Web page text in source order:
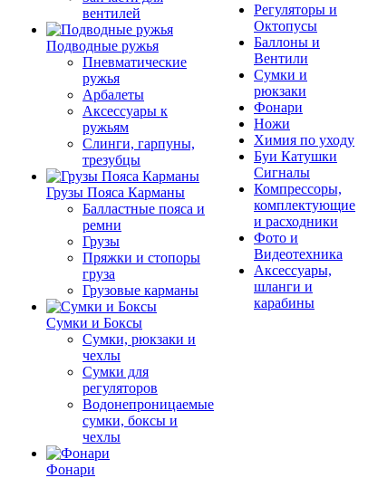
вентилей
Подводные ружья
Пневматические
ружья
Арбалеты
Аксессуары к
ружьям
Слинги, гарпуны,
трезубцы
Грузы Пояса Карманы
Балластные пояса и
ремни
Грузы
Пряжки и стопоры
груза
Грузовые карманы
Сумки и Боксы
Сумки, рюкзаки и
чехлы
Сумки для
регуляторов
Водонепроницаемые
сумки, боксы и
чехлы
Фонари
Регуляторы и
Октопусы
Баллоны и
Вентили
Сумки и
рюкзаки
Фонари
Ножи
Химия по уходу
Буи Катушки
Сигналы
Компрессоры,
комплектующие
и расходники
Фото и
Видеотехника
Аксессуары,
шланги и
карабины